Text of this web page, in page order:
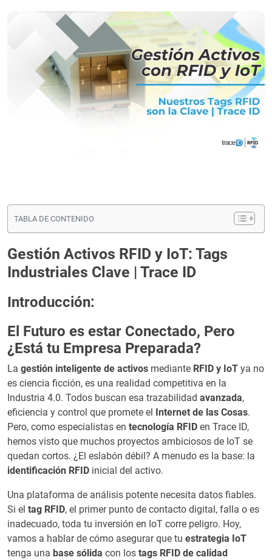
TABLA DE CONTENIDO
Gestión Activos RFID y IoT: Tags
Industriales Clave | Trace ID
Introducción:
El Futuro es estar Conectado, Pero
¿Está tu Empresa Preparada?
La gestión inteligente de activos mediante RFID y IoT ya no
es ciencia ficción, es una realidad competitiva en la
Industria 4.0. Todos buscan esa trazabilidad avanzada,
eficiencia y control que promete el
Internet de las Cosas.
Pero, como especialistas en tecnología RFID en Trace ID,
hemos visto que muchos proyectos ambiciosos de IoT se
quedan cortos. ¿El eslabón débil? A menudo es la base: la
identificación RFID inicial del activo.
Una plataforma de análisis potente necesita datos fiables.
Si el tag RFID, el primer punto de contacto digital, falla o es
inadecuado, toda tu inversión en IoT corre peligro. Hoy,
vamos a hablar de cómo asegurar que tu estrategia IoT
tenga una base sólida con los tags RFID de calidad